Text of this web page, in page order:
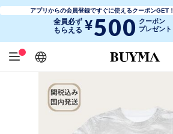
アプリからの会員登録ですぐに使えるクーポンGET！
全員必ず
もらえる ¥500 クーポン
プレゼント
日本語
English
简体中文
繁體中文